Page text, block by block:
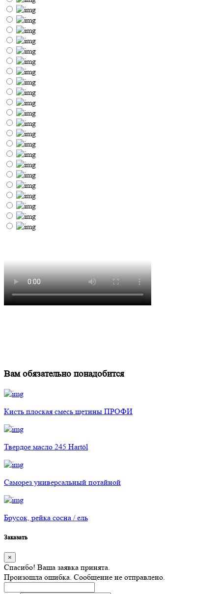
Вам обязательно понадобится
Кисть плоская смесь щетины ПРОФИ
Твердое масло 245 Hartöl
Саморез универсальный потайной
Брусок, рейка сосна / ель
Заказать
×
Спасибо! Ваша заявка принята.
Произошла ошибка. Сообщение не отправлено.